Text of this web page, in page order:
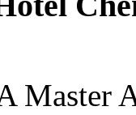
Master